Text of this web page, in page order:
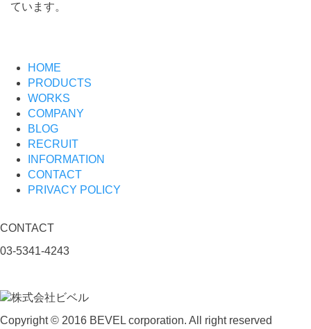
ています。
HOME
PRODUCTS
WORKS
COMPANY
BLOG
RECRUIT
INFORMATION
CONTACT
PRIVACY POLICY
CONTACT
03-5341-4243
Copyright © 2016 BEVEL corporation. All right reserved